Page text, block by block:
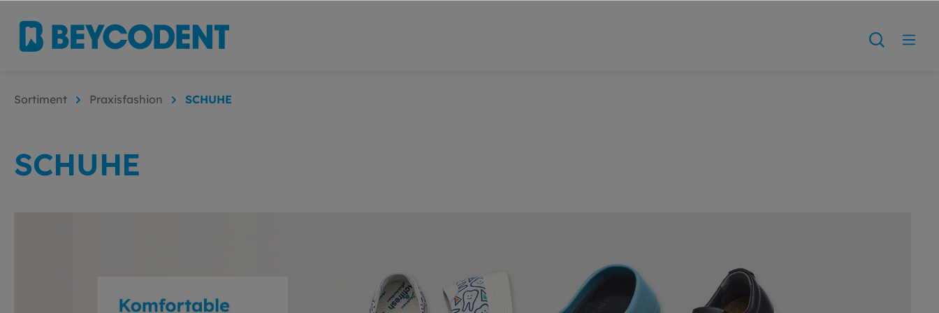
Sortiment Praxisfashion SCHUHE
SCHUHE